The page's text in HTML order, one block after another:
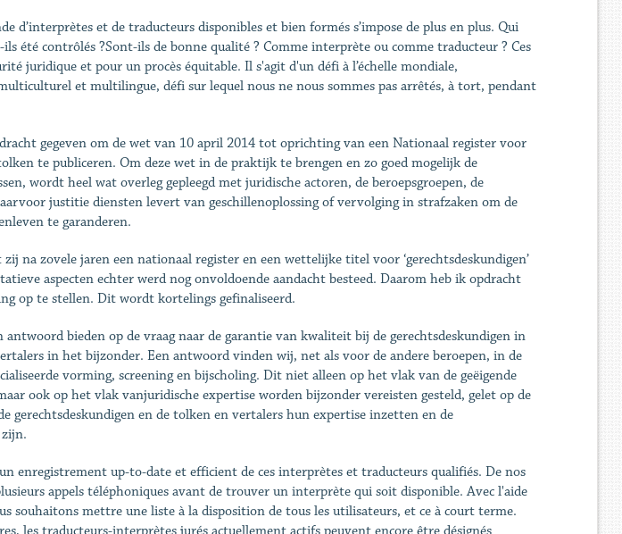
d’interprètes et de traducteurs disponibles et bien formés s’impose de plus en plus. Qui
été contrôlés ?Sont-ils de bonne qualité ? Comme interprète ou comme traducteur ? Ces
juridique et pour un procès équitable. Il s'agit d'un défi à l’échelle mondiale,
et multilingue, défi sur lequel nous ne nous sommes pas arrêtés, à tort, pendant
gegeven om de wet van 10 april 2014 tot oprichting van een Nationaal register voor
te publiceren. Om deze wet in de praktijk te brengen en zo goed mogelijk de
wordt heel wat overleg gepleegd met juridische actoren, de beroepsgroepen, de
justitie diensten levert van geschillenoplossing of vervolging in strafzaken om de
te garanderen.
na zovele jaren een nationaal register en een wettelijke titel voor ‘gerechtsdeskundigen’
aspecten echter werd nog onvoldoende aandacht besteed. Daarom heb ik opdracht
op te stellen. Dit wordt kortelings gefinaliseerd.
bieden op de vraag naar de garantie van kwaliteit bij de gerechtsdeskundigen in
in het bijzonder. Een antwoord vinden wij, net als voor de andere beroepen, in de
vorming, screening en bijscholing. Dit niet alleen op het vlak van de geëigende
ook op het vlak vanjuridische expertise worden bijzonder vereisten gesteld, gelet op de
gerechtsdeskundigen en de tolken en vertalers hun expertise inzetten en de
enregistrement up-to-date et efficient de ces interprètes et traducteurs qualifiés. De nos
appels téléphoniques avant de trouver un interprète qui soit disponible. Avec l'aide
souhaitons mettre une liste à la disposition de tous les utilisateurs, et ce à court terme.